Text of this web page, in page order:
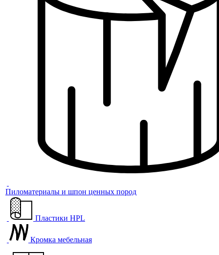
Пиломатериалы и шпон ценных пород
Пластики HPL
Кромка мебельная